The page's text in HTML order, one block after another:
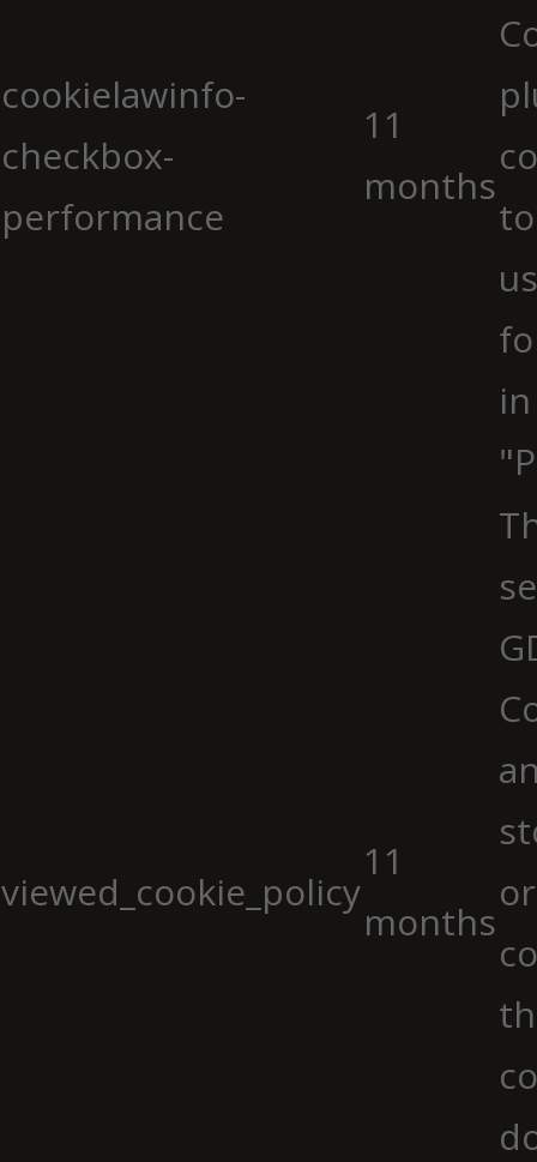
cookielawinfo-
checkbox-
performance
11
months
viewed_cookie_policy
11
months